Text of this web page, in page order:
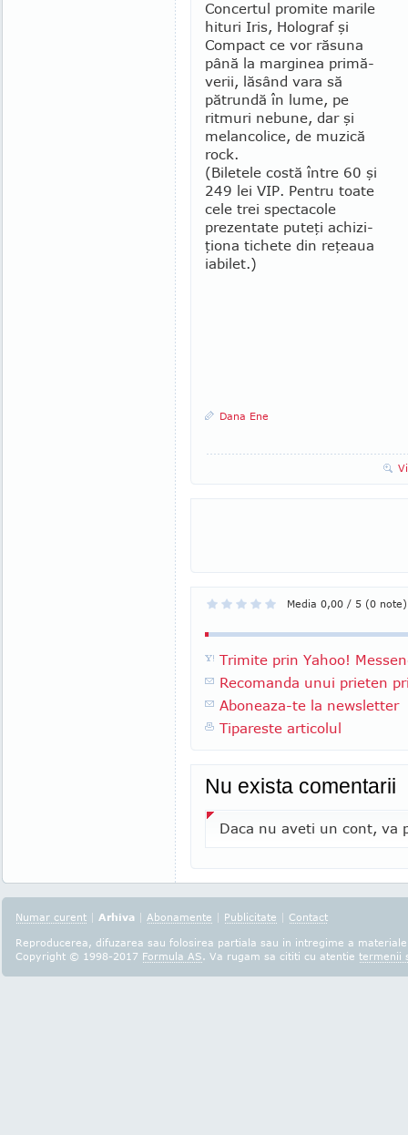
Concertul promite marile
hituri Iris, Holograf şi
Compact ce vor răsuna
până la marginea primă­
verii, lăsând vara să
pătrundă în lume, pe
ritmuri nebune, dar şi
melancolice, de muzică
rock.
(Biletele costă între 60 şi
249 lei VIP. Pentru toate
cele trei spectacole
prezentate puteţi achizi­
ţiona tichete din reţeaua
iabilet.)
Dana Ene
Media 0,00 / 5 (0 note)
Trimite prin Yahoo!
Recomanda unui prieten
Aboneaza-te la newsletter
Tipareste articolul
Nu exista comentarii
Daca nu aveti un cont, va
Numar curent | Arhiva | Abonamente | Publicitate | Contact
Reproducerea, difuzarea sau folosirea partiala sau in intregime a
Copyright © 1998-2017 Formula AS. Va rugam sa cititi cu atentie termenii